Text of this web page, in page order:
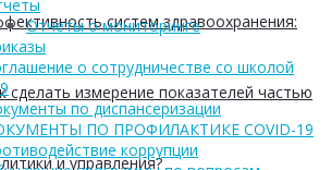
систем здравоохранения:
сделать измерение показателей частью
и управления?
Отчеты о мониторинге
о сотрудничестве со школой
по диспансеризации
ПО ПРОФИЛАКТИКЕ COVID-19
коррупции